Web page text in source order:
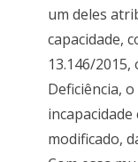
um deles
capacidade,
13.146/
Deficiência,
modificado,